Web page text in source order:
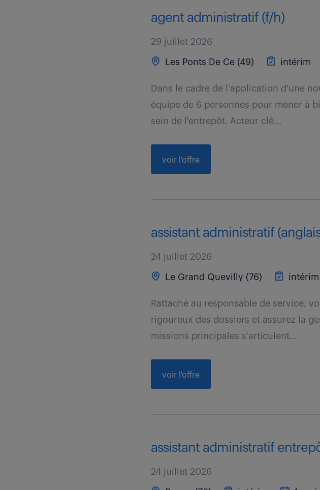
agent administratif (f/h)
29 juillet 2026
Les Ponts De Ce (49) intérim
Dans le cadre de l'application d'une
équipe de 6 personnes pour mener à
sein de l'entrepôt. Acteur clé...
voir l'offre
assistant administratif
24 juillet 2026
Le Grand Quevilly (76) intérim
Rattaché au responsable de service,
rigoureux des dossiers et assurez la
missions principales s'articulent...
voir l'offre
assistant administratif
24 juillet 2026